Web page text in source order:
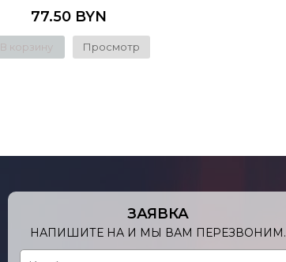
77.50 BYN
В корзину Просмотр
ЗАЯВКА
НАПИШИТЕ НА И МЫ ВАМ ПЕРЕЗВОНИМ.